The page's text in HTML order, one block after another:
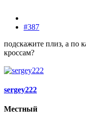
#387
подскажите плиз, а по
кроссам?
sergey222
Местный